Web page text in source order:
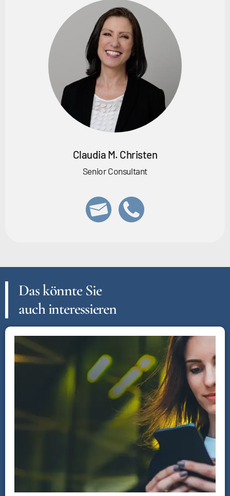
Claudia M. Christen
Senior Consultant
Das könnte Sie
auch interessieren